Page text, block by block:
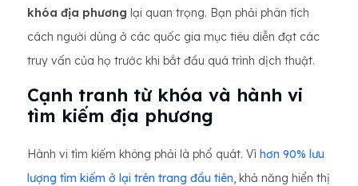
khóa địa phương lại quan trọng. Bạn phải phân tích
cách người dùng ở các quốc gia mục tiêu diễn đạt các
truy vấn của họ trước khi bắt đầu quá trình dịch thuật.
Cạnh tranh từ khóa và hành vi
tìm kiếm địa phương
Hành vi tìm kiếm không phải là phổ quát. Vì hơn 90% lưu
lượng tìm kiếm ở lại trên trang đầu tiên, khả năng hiển thị